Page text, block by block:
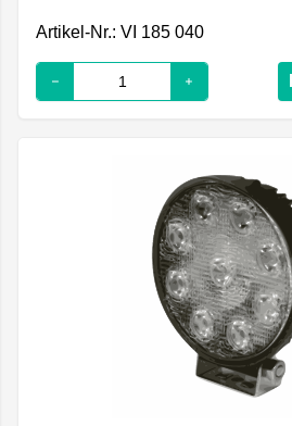
Artikel-Nr.: VI 185 040